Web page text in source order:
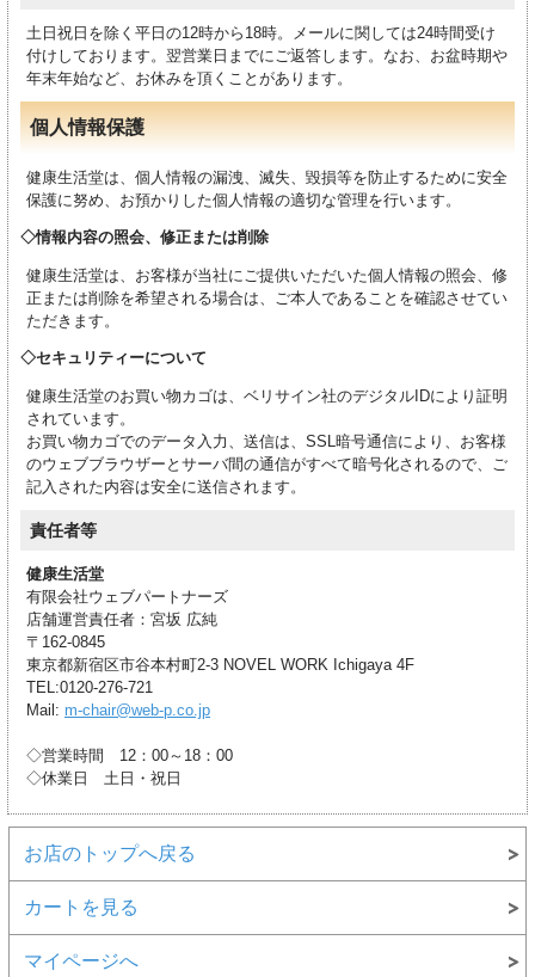
土日祝日を除く平日の12時から18時。メールに関しては24時間受け
付けしております。翌営業日までにご返答します。なお、お盆時期や
年末年始など、お休みを頂くことがあります。
個人情報保護
健康生活堂は、個人情報の漏洩、滅失、毀損等を防止するために安全
保護に努め、お預かりした個人情報の適切な管理を行います。
情報内容の照会、修正または削除
健康生活堂は、お客様が当社にご提供いただいた個人情報の照会、修
正または削除を希望される場合は、ご本人であることを確認させてい
ただきます。
セキュリティーについて
健康生活堂のお買い物カゴは、ベリサイン社のデジタルIDにより証明
されています。
お買い物カゴでのデータ入力、送信は、SSL暗号通信により、お客様
のウェブブラウザーとサーバ間の通信がすべて暗号化されるので、ご
記入された内容は安全に送信されます。
責任者等
健康生活堂
有限会社ウェブパートナーズ
店舗運営責任者：宮坂 広純
〒162-0845
東京都新宿区市谷本村町2-3 NOVEL WORK Ichigaya 4F
TEL:0120-276-721
Mail: m-chair@web-p.co.jp
◇営業時間 12：00～18：00
◇休業日 土日・祝日
お店のトップへ戻る
カートを見る
マイページへ